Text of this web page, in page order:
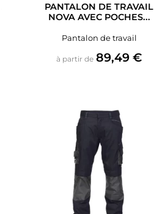
PANTALON DE TRAVAIL
NOVA AVEC POCHES...
Pantalon de travail
à partir de Prix
89,49 €